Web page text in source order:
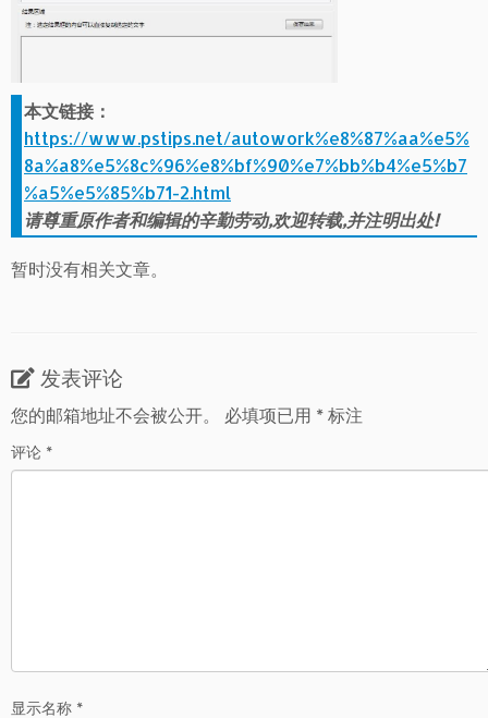
本文链接：
https://www.pstips.net/autowork%e8%87%aa%e5%
8a%a8%e5%8c%96%e8%bf%90%e7%bb%b4%e5%b7
%a5%e5%85%b71-2.html
请尊重原作者和编辑的辛勤劳动,欢迎转载,并注明出处!
暂时没有相关文章。
发表评论
您的邮箱地址不会被公开。
必填项已用 *标注
评论 *
显示名称 *